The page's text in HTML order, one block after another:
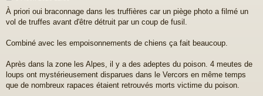
s
s
g
À priori oui braconnage dans les truffières car un piège photo a filmé un
vol de truffes avant d'être détruit par un coup de fusil.
Combiné avec les empoisonnements de chiens ça fait beaucoup.
Après dans la zone les Alpes, il y a des adeptes du poison. 4 meutes de
loups ont mystérieusement disparues dans le Vercors en même temps
que de nombreux rapaces étaient retrouvés morts victime du poison.